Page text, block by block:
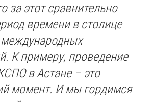
за этот сравнительно
времени в столице
К примеру, проведение
в Астане – это
момент. И мы гордимся